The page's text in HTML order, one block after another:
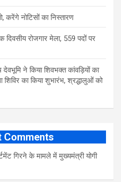
करेंगे नोटिसों का निस्तारण
रोजगार मेला, 559 पदों पर
ने किया शिवभक्त कांवड़ियों का
का किया शुभारंभ, श्रद्धालुओं को
Comments
गिरने के मामले में मुख्‍यमंत्री योगी